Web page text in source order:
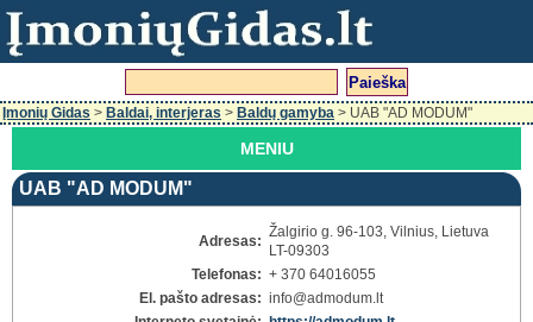
Įmonių Gidas > Baldai, interjeras > Baldų gamyba > UAB "AD MODUM"
MENIU
UAB "AD MODUM"
Adresas:
Žalgirio g. 96-103, Vilnius, Lietuva
LT-09303
Telefonas: + 370 64016055
El. pašto adresas: info@admodum.lt